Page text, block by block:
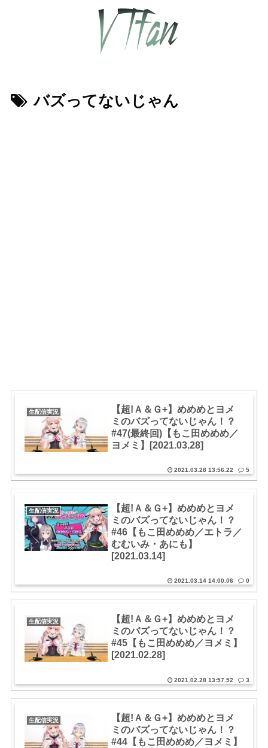
バズってないじゃん
生配信実況
【超!Ａ＆Ｇ+】めめめとヨメ
ミのバズってないじゃん！？
#47(最終回)【もこ田めめめ／
ヨメミ】[2021.03.28]
2021.03.28 13:56.22 5
生配信実況
【超!Ａ＆Ｇ+】めめめとヨメ
ミのバズってないじゃん！？
#46【もこ田めめめ／エトラ／
むむいみ・あにも】
[2021.03.14]
2021.03.14 14:00.06 0
生配信実況
【超!Ａ＆Ｇ+】めめめとヨメ
ミのバズってないじゃん！？
#45【もこ田めめめ／ヨメミ】
[2021.02.28]
2021.02.28 13:57.52 3
生配信実況
【超!Ａ＆Ｇ+】めめめとヨメ
ミのバズってないじゃん！？
#44【もこ田めめめ／ヨメミ】